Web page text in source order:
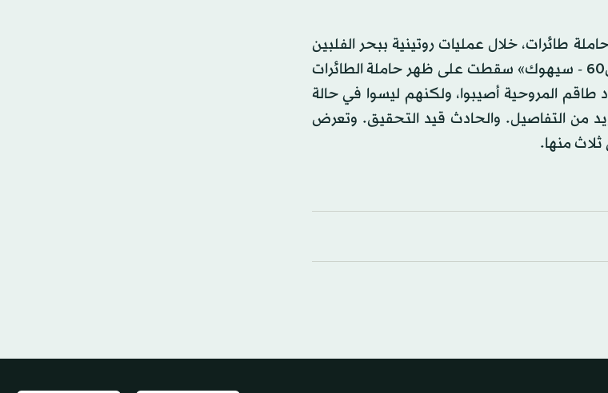
طائرات، خلال عمليات روتينية ببحر الفلبين
أمس الجمعة. وجاء في بيان للأسطول السابع الأميركي أن المروحية «إم إتش60 - سيهوك» سقطت على ظهر حاملة الطائرات
طاقم المروحية أصيبوا، ولكنهم ليسوا في حالة
من التفاصيل. والحادث قيد التحقيق. وتعرض
منها.